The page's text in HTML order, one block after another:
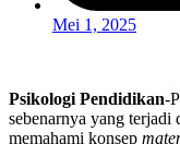
Mei 1, 2025
Psikologi Pendidikan-
sebenarnya yang terjadi
memahami konsep